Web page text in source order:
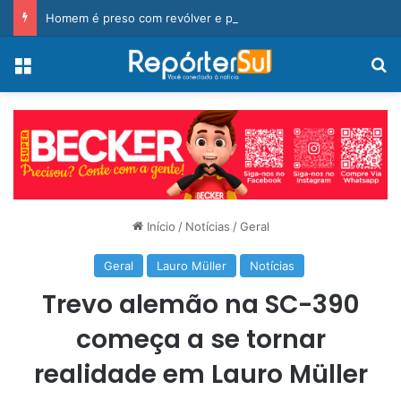
Menu
Início / Notícias / Geral
Geral Lauro Müller Notícias
Trevo alemão na SC-390
começa a se tornar
realidade em Lauro Müller